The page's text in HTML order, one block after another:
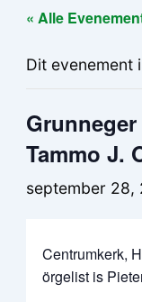
« Alle
Dit evenement
Tammo J.
september 28,
Centrumkerk,
örgelist is